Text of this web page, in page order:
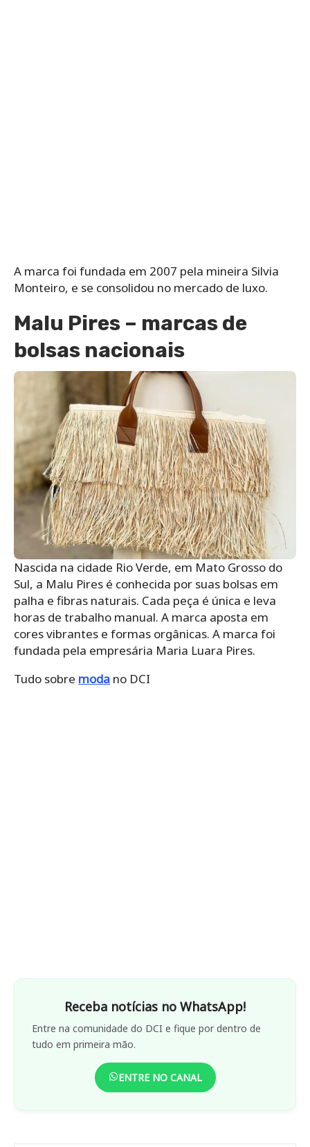
A marca foi fundada em 2007 pela mineira Silvia
Monteiro, e se consolidou no mercado de luxo.
Malu Pires – marcas de
bolsas nacionais
Nascida na cidade Rio Verde, em Mato Grosso do
Sul, a Malu Pires é conhecida por suas bolsas em
palha e fibras naturais. Cada peça é única e leva
horas de trabalho manual. A marca aposta em
cores vibrantes e formas orgânicas. A marca foi
fundada pela empresária Maria Luara Pires.
Tudo sobre moda no DCI
Receba notícias no WhatsApp!
Entre na comunidade do DCI e fique por dentro de
tudo em primeira mão.
ENTRE NO CANAL